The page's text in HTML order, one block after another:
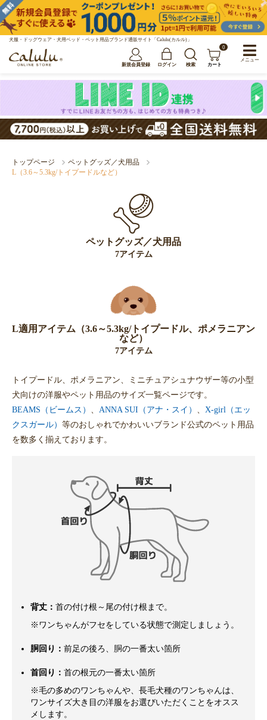
犬服・ドッグウェア・犬用ベッド・ペット用品ブランド通販サイト「Calulu(カルル)」
新規会員登録 ログイン 検索
0
カート
トップページ
ペットグッズ／犬用品
L（3.6～5.3kg/トイプードルなど）
ペットグッズ／犬用品
7アイテム
L適用アイテム（3.6～5.3kg/トイプードル、ポメラニアン
など）
7アイテム
トイプードル、ポメラニアン、ミニチュアシュナウザー等の小型
犬向けの洋服やペット用品のサイズ一覧ページです。
BEAMS（ビームス） 、 ANNA SUI（アナ・スイ） 、 X-girl（エッ
クスガール） 等のおしゃれでかわいいブランド公式のペット用品
を数多く揃えております。
背丈： 首の付け根～尾の付け根まで。
※ワンちゃんがフセをしている状態で測定しましょう。
胴回り： 前足の後ろ、胴の一番太い箇所
首回り： 首の根元の一番太い箇所
※毛の多めのワンちゃんや、長毛犬種のワンちゃんは、
ワンサイズ大き目の洋服をお選びいただくことをオスス
メします。
メニュー